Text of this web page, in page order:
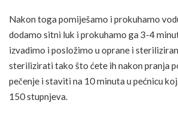
Nakon toga pomiješamo i prokuhamo
dodamo sitni luk i prokuhamo ga 3-4
izvadimo i posložimo u oprane i
sterilizirati tako što ćete ih nakon pranja
pečenje i staviti na 10 minuta u pećnicu
150 stupnjeva.